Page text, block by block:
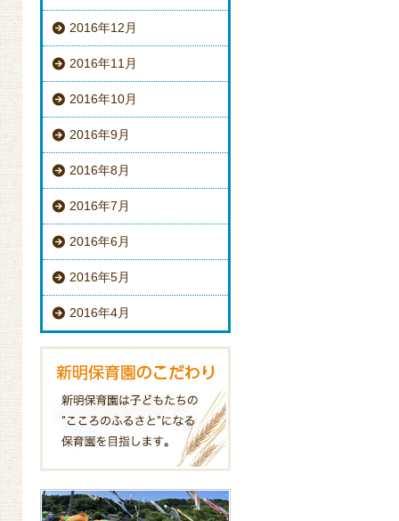
2016年12月
2016年11月
2016年10月
2016年9月
2016年8月
2016年7月
2016年6月
2016年5月
2016年4月